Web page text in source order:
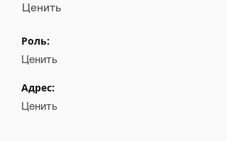
Email
Ценить
Роль:
Ценить
Адрес:
Ценить